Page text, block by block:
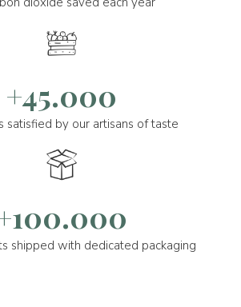
+45.000
satisfied by our artisans of taste
shipped with dedicated packaging